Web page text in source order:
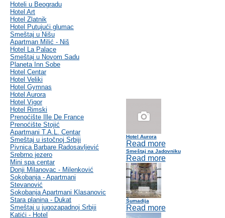
Hoteli u Beogradu
Hotel Art
Hotel Zlatnik
Hotel Putujući glumac
Smeštaj u Nišu
Apartman Milić - Niš
Hotel La Palace
Smeštaj u Novom Sadu
Planeta Inn Sobe
Hotel Centar
Hotel Veliki
Hotel Gymnas
Hotel Aurora
Hotel Vigor
Hotel Rimski
Prenoćište Ille De France
Prenoćište Stojić
Apartmani T.A.L. Centar
Smeštaj u istočnoj Srbiji
Pivnica Barbare Radosavljević
Srebrno jezero
Mini spa centar
Donji Milanovac - Milenković
Sokobanja - Apartmani
Stevanović
Sokobanja Apartmani Klasanovic
Stara planina - Dukat
Smeštaj u jugozapadnoj Srbiji
Katići - Hotel
Hotel Aurora
Read more
Smeštaj na Jadovniku
Read more
Šumadija
Read more